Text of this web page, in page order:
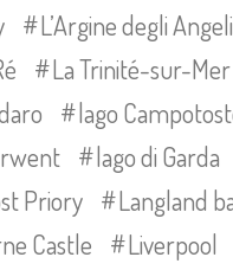
L’Argine degli Angeli
La Trinité-sur-Mer
lago
lago di Garda
Priory
Langland
Castle
Liverpool